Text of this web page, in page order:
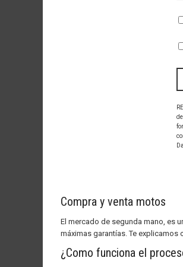
Compra y venta motos
El mercado de segunda mano, es
máximas garantías. Te explicamos
¿Como funciona el